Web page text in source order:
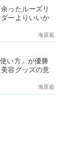
ったルーズリ
ーよりいいか
海原藍
い方」が優勝
容グッズの意
海原藍